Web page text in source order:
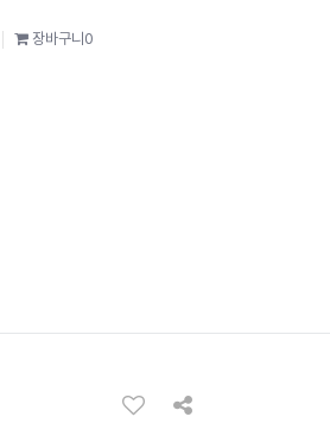
장바구니 0